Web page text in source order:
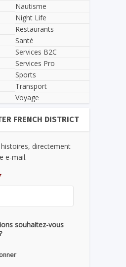
Nautisme
Night Life
Restaurants
Santé
Services B2C
Services Pro
Sports
Transport
Voyage
FRENCH DISTRICT
directement
e-mail.
souhaitez-vous